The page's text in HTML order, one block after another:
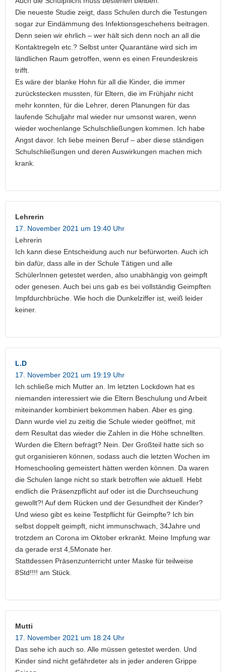
Die neueste Studie zeigt, dass Schulen durch die Testungen
sogar zur Eindämmung des Infektionsgeschehens beitragen.
Denn seien wir ehrlich – wer hält sich denn noch an all die
Kontaktregeln etc.? Selbst unter Quarantäne wird sich im
ländlichen Raum getroffen, wenn es einen Freundeskreis
trifft.
Es wäre der blanke Hohn für all die Kinder, die immer
zurückstecken mussten, für Eltern, die im Frühjahr nicht
mehr konnten, für die Lehrer, deren Planungen für das
laufende Schuljahr mal wieder nur umsonst waren, wenn
wieder wochenlange Schulschließungen kommen. Ich habe
Angst davor. Ich liebe meinen Beruf – aber diese ständigen
Schulschließungen und deren Auswirkungen machen mich
krank.
Lehrerin
17. November 2021 um 19:40 Uhr
Lehrerin
Ich kann diese Entscheidung auch nur befürworten. Auch ich
bin dafür, dass alle in der Schule Tätigen und alle
SchülerInnen getestet werden, also unabhängig von geimpft
oder genesen. Auch bei uns gab es bei vollständig Geimpften
Impfdurchbrüche. Wie hoch die Dunkelziffer ist, weiß leider
keiner.
L.D
17. November 2021 um 19:19 Uhr
Ich schließe mich Mutter an. Im letzten Lockdown hat es
niemanden interessiert wie die Eltern Beschulung und Arbeit
miteinander kombiniert bekommen haben. Aber es ging.
Dann wurde viel zu zeitig die Schule wieder geöffnet, mit
dem Resultat das wieder die Zahlen in die Höhe schnellten.
Wurden die Eltern befragt? Nein. Der Großteil hatte sich so
gut organisieren können, sodass auch die letzten Wochen im
Homeschooling gemeistert hätten werden können. Da waren
die Schulen lange nicht so stark betroffen wie aktuell. Hebt
endlich die Präsenzpflicht auf oder ist die Durchseuchung
gewollt?! Auf dem Rücken und der Gesundheit der Kinder?
Und wieso gibt es keine Testpflicht für Geimpfte? Ich bin
selbst doppelt geimpft, nicht immunschwach, 34Jahre und
trotzdem an Corona im Oktober erkrankt. Meine Impfung war
da gerade erst 4,5Monate her.
Stattdessen Präsenzunterricht unter Maske für teilweise
8Std!!!! am Stück.
Mutti
17. November 2021 um 18:24 Uhr
Das sehe ich auch so. Alle müssen getestet werden. Und
Kinder sind nicht gefährdeter als in jeder anderen Grippe